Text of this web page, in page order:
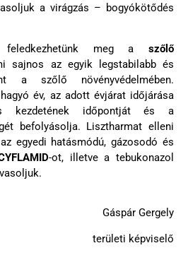
a virágzás – bogyókötődés
feledkezhetünk meg a szőlő
sajnos az egyik legstabilabb és
a szőlő növényvédelmében.
év, az adott évjárat időjárása
kezdetének időpontját és a
befolyásolja. Lisztharmat elleni
egyedi hatásmódú, gázosodó és
-ot, illetve a tebukonazol
Gáspár Gergely
területi képviselő